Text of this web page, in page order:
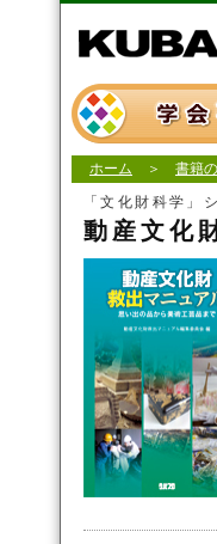
ホーム ＞ 書籍
「文化財科学」
動産文化